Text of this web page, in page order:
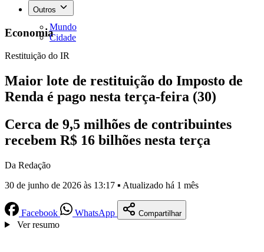
Outros
Mundo
Cidade
Economia
Restituição do IR
Maior lote de restituição do Imposto de
Renda é pago nesta terça-feira (30)
Cerca de 9,5 milhões de contribuintes
recebem R$ 16 bilhões nesta terça
Da Redação
30 de junho de 2026 às 13:17 ▪ Atualizado há 1 mês
Facebook WhatsApp Compartilhar
Ver resumo